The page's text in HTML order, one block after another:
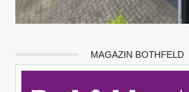
MAGAZIN BOTHFELD